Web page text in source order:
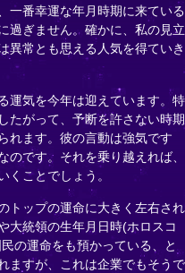
一番幸運な年月時期に来ている
過ぎません。確かに、私の見立
異常とも思える人気を得ていき
運気を今年は迎えています。特
たがって、予断を許さない時期
ます。彼の言動は強気です
です。それを乗り越えれば、
くことでしょう。
トップの運命に大きく左右され
大統領の生年月日時(ホロスコ
の運命をも預かっている、と
ますが、これは企業でもそうで